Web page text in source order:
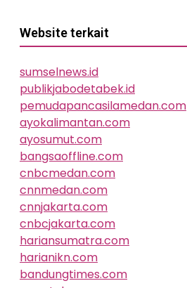
Website terkait
sumselnews.id
publikjabodetabek.id
pemudapancasilamedan.com
ayokalimantan.com
ayosumut.com
bangsaoffline.com
cnbcmedan.com
cnnmedan.com
cnnjakarta.com
cnbcjakarta.com
hariansumatra.com
harianikn.com
bandungtimes.com